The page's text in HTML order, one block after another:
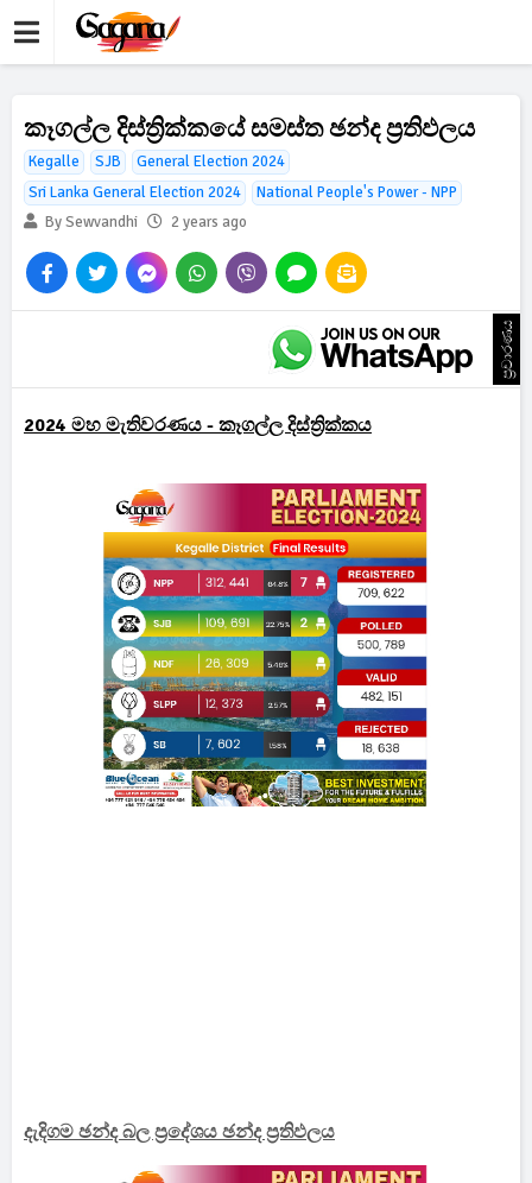
කෑගල්ල දිස්ත්‍රික්කයේ සමස්ත ඡන්ද ප්‍රතිඵලය
Kegalle SJB
General Election 2024
Sri Lanka General Election 2024
National People's Power - NPP
By Sewvandhi
2 years ago
ප්‍රචාරණය
2024 මහ මැතිවරණය - කෑගල්ල දිස්ත්‍රික්කය
දැදිගම ඡන්ද බල ප්‍රදේශය ඡන්ද ප්‍රතිඵලය